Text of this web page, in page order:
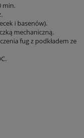
min.
i basenów).
mechaniczną.
fug z podkładem ze